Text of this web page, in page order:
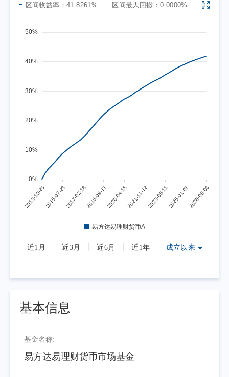
区间收益率： 41.8261% 区间最大回撤：0.0000%
近1月 近3月 近6月 近1年 成立以来
基本信息
基金名称:
易方达易理财货币市场基金